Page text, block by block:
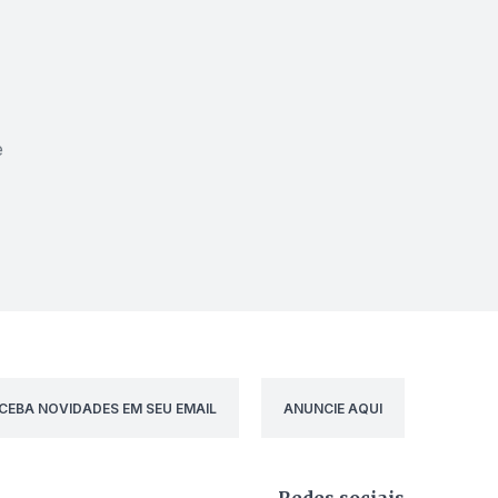
NOVIDADES EM SEU EMAIL ANUNCIE AQUI